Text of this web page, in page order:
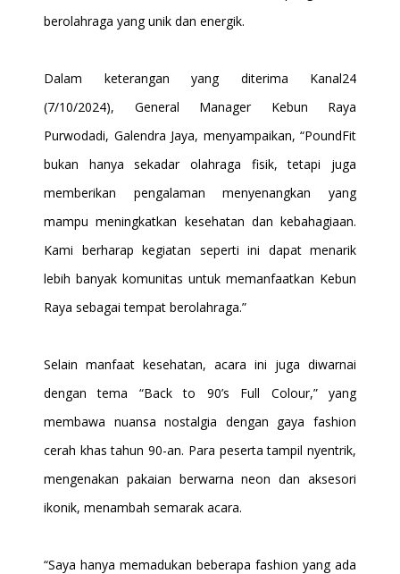
berolahraga yang unik dan energik.
Dalam keterangan yang diterima Kanal24
(7/10/2024), General Manager Kebun Raya
Purwodadi, Galendra Jaya, menyampaikan, “PoundFit
bukan hanya sekadar olahraga fisik, tetapi juga
memberikan pengalaman menyenangkan yang
mampu meningkatkan kesehatan dan kebahagiaan.
Kami berharap kegiatan seperti ini dapat menarik
lebih banyak komunitas untuk memanfaatkan Kebun
Raya sebagai tempat berolahraga.”
Selain manfaat kesehatan, acara ini juga diwarnai
dengan tema “Back to 90’s Full Colour,” yang
membawa nuansa nostalgia dengan gaya fashion
cerah khas tahun 90-an. Para peserta tampil nyentrik,
mengenakan pakaian berwarna neon dan aksesori
ikonik, menambah semarak acara.
“Saya hanya memadukan beberapa fashion yang ada